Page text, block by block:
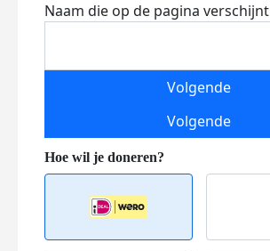
Naam die op de pagina verschijnt
Volgende
Volgende